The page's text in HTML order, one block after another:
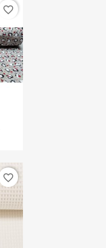
favorite_border
favorite_border